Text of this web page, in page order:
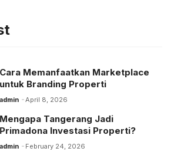
at
p
p
m
n
Memanfaatkan Marketplace
untuk Branding Properti
admin April 8, 2026
Tangerang Jadi
Investasi Properti?
February 24, 2026